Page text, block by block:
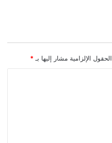
الحقول الإلزامية مشار إليها بـ *